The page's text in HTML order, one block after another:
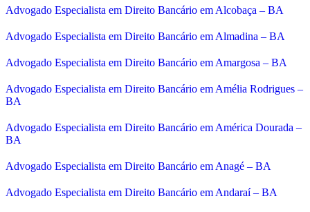
Advogado Especialista em Direito Bancário em Alcobaça – BA
Advogado Especialista em Direito Bancário em Almadina – BA
Advogado Especialista em Direito Bancário em Amargosa – BA
Advogado Especialista em Direito Bancário em Amélia Rodrigues –
BA
Advogado Especialista em Direito Bancário em América Dourada –
BA
Advogado Especialista em Direito Bancário em Anagé – BA
Advogado Especialista em Direito Bancário em Andaraí – BA